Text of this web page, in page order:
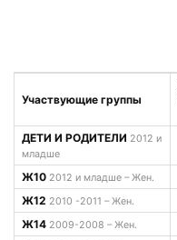
Участвующие группы
ДЕТИ И РОДИТЕЛИ 2012 и
младше
Ж10 2012 и младше – Жен.
Ж12 2010 -2011 – Жен.
Ж14 2009-2008 – Жен.